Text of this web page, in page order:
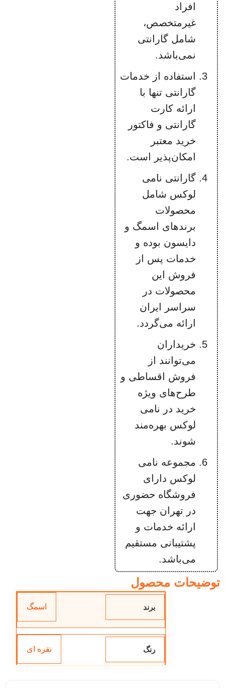
افراد
غیرمتخصص،
شامل گارانتی
نمی‌باشد.
استفاده از خدمات
گارانتی تنها با
ارائه کارت
گارانتی و فاکتور
خرید معتبر
امکان‌پذیر است.
گارانتی نامی
لوکس شامل
محصولات
برندهای اسمگ و
دایسون بوده و
خدمات پس از
فروش این
محصولات در
سراسر ایران
ارائه می‌گردد.
خریداران
می‌توانند از
فروش اقساطی و
طرح‌های ویژه
خرید در نامی
لوکس بهره‌مند
شوند.
مجموعه نامی
لوکس دارای
فروشگاه حضوری
در تهران جهت
ارائه خدمات و
پشتیبانی مستقیم
می‌باشد.
توضیحات محصول
برند اسمگ
رنگ نقره ای